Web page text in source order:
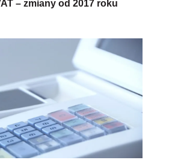
– zmiany od 2017 roku